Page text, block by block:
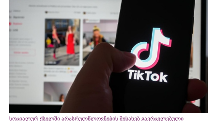
სოციალურ ქსელში არასრულწლოვნების შესახებ გავრცელებული